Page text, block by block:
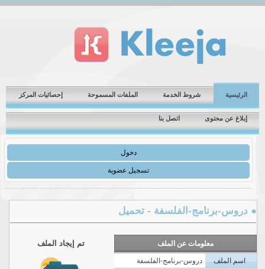
الرئيسية شروط الخدمة الملفات المسموحة إحصائيات المركز
إبلاغ عن محتوى اتصل بنا
دخول
تسجيل عضوية
دروس-برنامج-الفلسفة - تحميل
معلومات عن الملف
اسم الملف
دروس-برنامج-الفلسفة
تم إيجاد الملف